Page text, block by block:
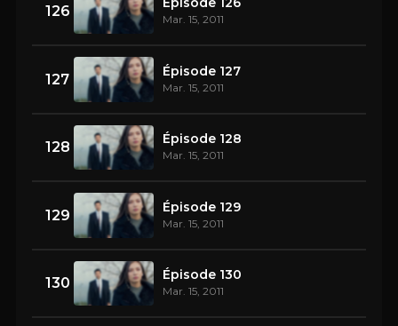
126 Mar. 15, 2011
127 Épisode 127
Mar. 15, 2011
128 Épisode 128
Mar. 15, 2011
129 Épisode 129
Mar. 15, 2011
130 Épisode 130
Mar. 15, 2011